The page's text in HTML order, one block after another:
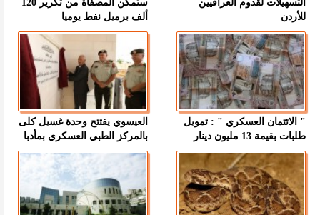
التسهيلات لقدوم العراقيين
للأردن
ستمكن المصفاة من تكرير 120
ألف برميل نفط يوميا
" الائتمان العسكري " : تمويل
طلبات بقيمة 13 مليون دينار
العيسوي يفتتح وحدة غسيل كلى
بالمركز الطبي العسكري بمأدبا